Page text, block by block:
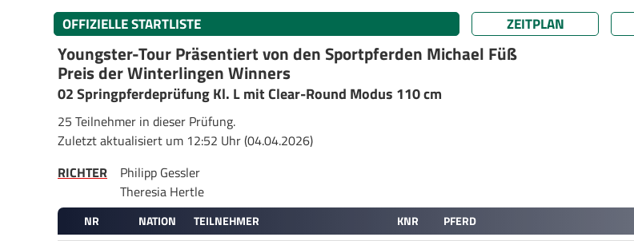
OFFIZIELLE STARTLISTE ZEITPLAN
Youngster-Tour Präsentiert von den Sportpferden Michael Füß
Preis der Winterlingen Winners
02 Springpferdeprüfung Kl. L mit Clear-Round Modus 110 cm
25 Teilnehmer in dieser Prüfung.
Zuletzt aktualisiert um 12:52 Uhr (04.04.2026)
RICHTER
Philipp Gessler
Theresia Hertle
NR NATION TEILNEHMER KNR
PFERD